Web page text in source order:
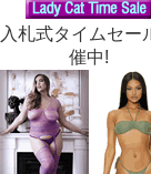
入札式タイムセー
催中!